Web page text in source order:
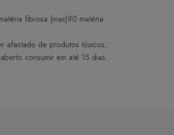
fibrosa (max)90 matéria
afastado de produtos tóxicos,
consumir em até 15 dias.